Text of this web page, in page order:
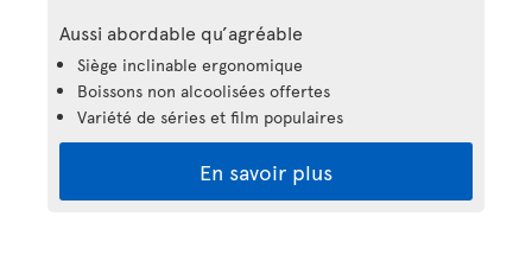
Aussi abordable qu’agréable
Siège inclinable ergonomique
Boissons non alcoolisées offertes
Variété de séries et film populaires
En savoir plus